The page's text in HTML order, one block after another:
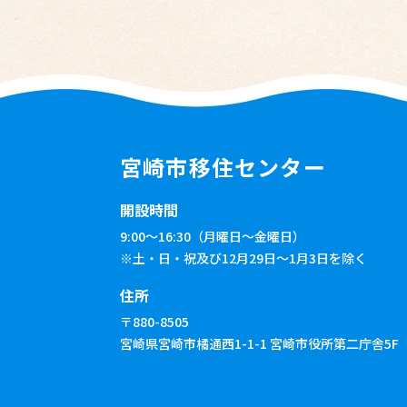
宮崎市移住センター
開設時間
9:00～16:30（月曜日～金曜日）
※土・日・祝及び12月29日〜1月3日を除く
住所
〒880-8505
宮崎県宮崎市橘通西1-1-1 宮崎市役所第二庁舎5F